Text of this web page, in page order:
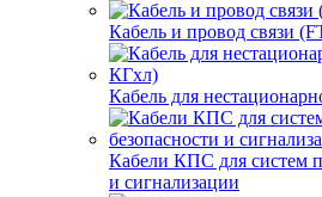
Кабель и провод связи
Кабель для
Кабели КПС для систем
и сигнализации